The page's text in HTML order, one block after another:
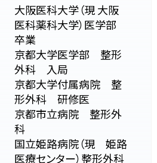
大阪医科大学（現 大阪
医科薬科大学）医学部
卒業
京都大学医学部 整形
外科 入局
京都大学付属病院 整
形外科 研修医
京都市立病院 整形外
科
国立姫路病院（現 姫路
医療センター）整形外科